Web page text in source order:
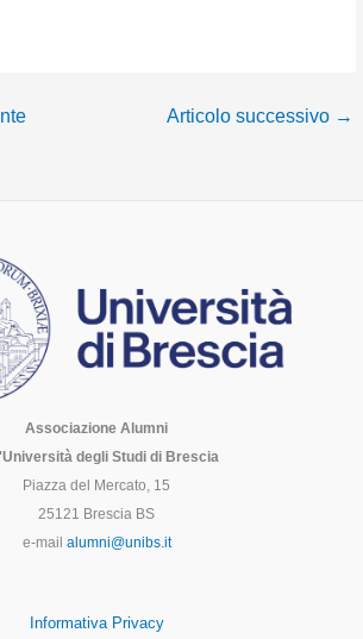
Articolo successivo →
Associazione Alumni
degli Studi di Brescia
Piazza del Mercato, 15
25121 Brescia BS
e-mail alumni@unibs.it
Informativa Privacy